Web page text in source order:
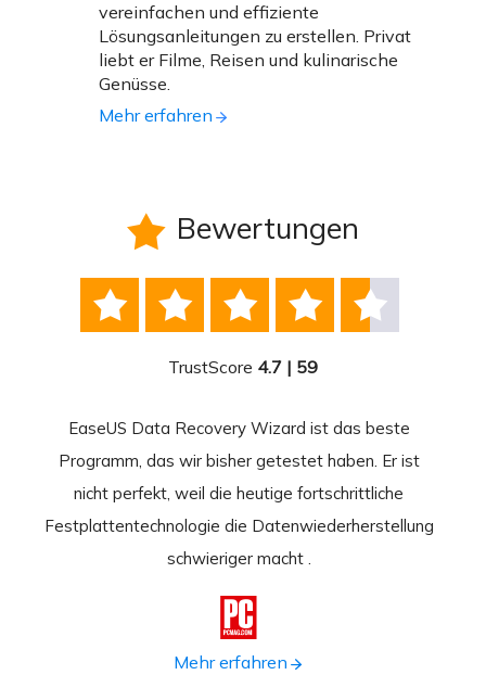
vereinfachen und effiziente
Lösungsanleitungen zu erstellen. Privat
liebt er Filme, Reisen und kulinarische
Genüsse.
Mehr erfahren
 Bewertungen
    
TrustScore 4.7 | 59
EaseUS Data Recovery Wizard ist das beste
Programm, das wir bisher getestet haben. Er ist
nicht perfekt, weil die heutige fortschrittliche
Festplattentechnologie die Datenwiederherstellung
schwieriger macht .

Mehr erfahren